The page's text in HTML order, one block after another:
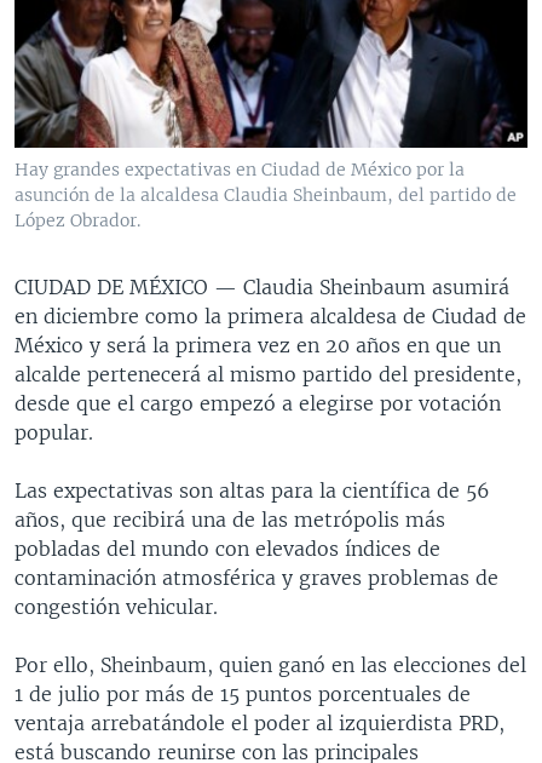
VENEZUELA
BRASIL
NICARAGUA
ECONOMÍA
ENTRETENIMIENTO Y CULTURA
TECNOLOGÍA
DEPORTES
CIENCIA Y SALUD
MULTIMEDIA
VIDEOS
FOTOGRAFÍA
AUDIOS
PROGRAMAS TV
EL MUNDO AL DÍA
FORO INTERAMERICANO
VISIÓN 360
PANORAMA
RADIO
AVANCE INFORMATIVO
AUDIONOTICIAS
ESTADOS UNIDOS AL DÍA
EL MUNDO AL DÍA [RADIO]
FORO [RADIO]
DEPORTIVO INTERNACIONAL
ENTRETENIMIENTO
DIRECT
DOCUMENTALES DE LA VOA
SÍGANOS
Idiomas
Hay grandes expectativas en Ciudad de México por la
asunción de la alcaldesa Claudia Sheinbaum, del partido de
López Obrador.
CIUDAD DE MÉXICO — Claudia Sheinbaum asumirá
en diciembre como la primera alcaldesa de Ciudad de
México y será la primera vez en 20 años en que un
alcalde pertenecerá al mismo partido del presidente,
desde que el cargo empezó a elegirse por votación
popular.
Las expectativas son altas para la científica de 56
años, que recibirá una de las metrópolis más
pobladas del mundo con elevados índices de
contaminación atmosférica y graves problemas de
congestión vehicular.
Por ello, Sheinbaum, quien ganó en las elecciones del
1 de julio por más de 15 puntos porcentuales de
ventaja arrebatándole el poder al izquierdista PRD,
está buscando reunirse con las principales